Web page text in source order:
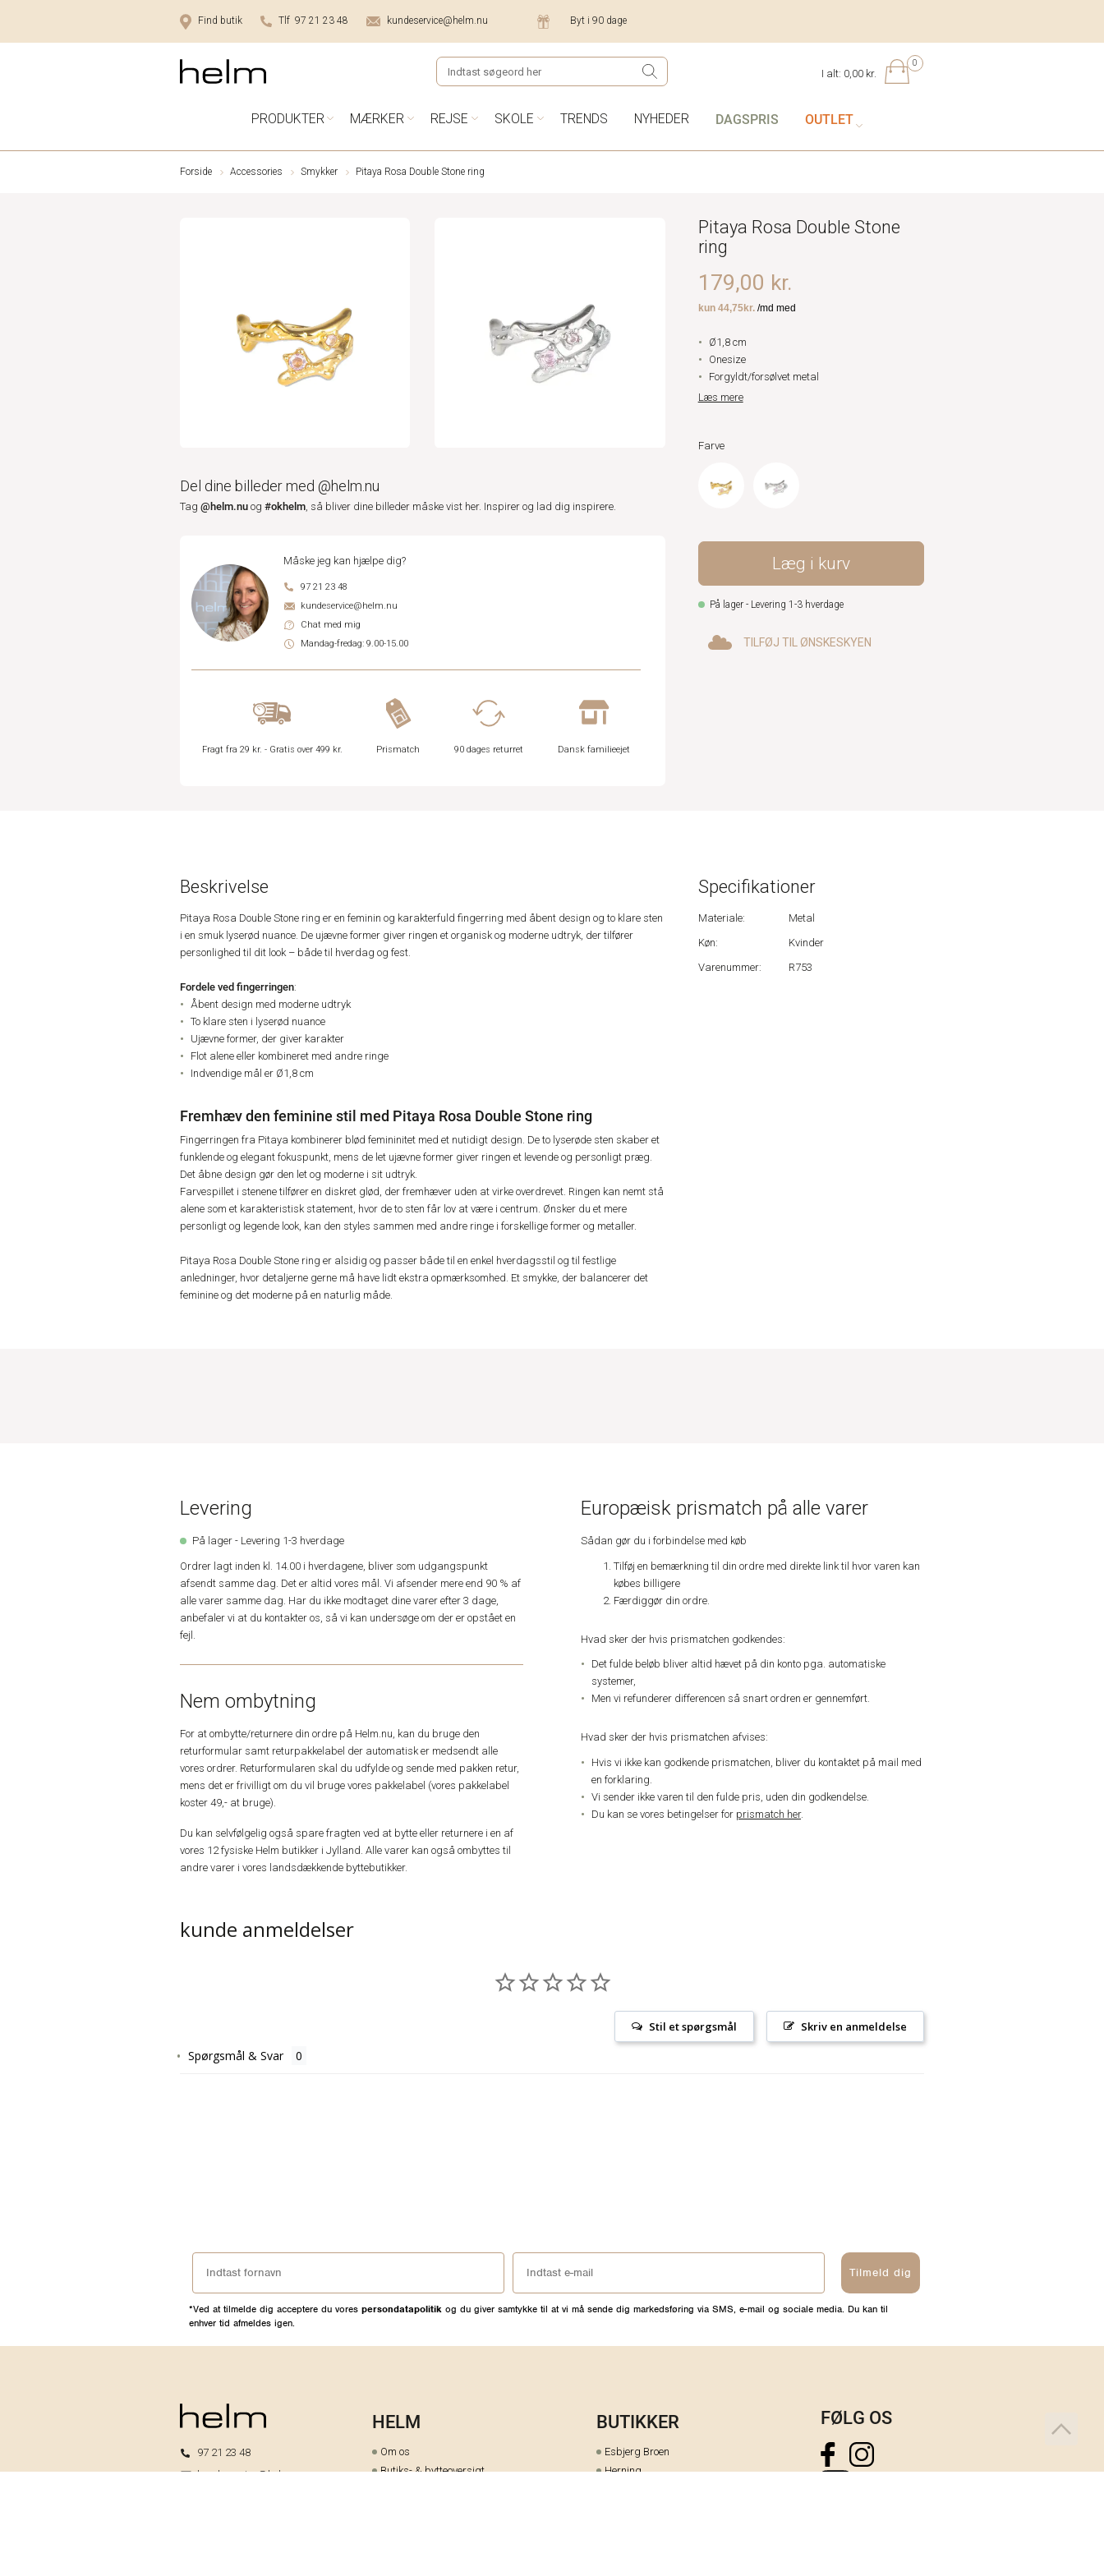
Find butik Tlf 97 21 23 48 kundeservice@helm.nu Byt i 90 dage
0
I alt: 0,00 kr.
PRODUKTER MÆRKER REJSE SKOLE TRENDS NYHEDER DAGSPRIS OUTLET
Forside Accessories Smykker Pitaya Rosa Double Stone ring
Del dine billeder med @helm.nu
Tag @helm.nu og #okhelm, så bliver dine billeder måske vist her. Inspirer og lad dig inspirere.
Måske jeg kan hjælpe dig?
97 21 23 48
kundeservice@helm.nu
Chat med mig
Mandag-fredag: 9.00-15.00
Fragt fra 29 kr. - Gratis over 499 kr. Prismatch 90 dages returret Dansk familieejet
Pitaya Rosa Double Stone
ring
179,00 kr.
Ø1,8 cm
Onesize
Forgyldt/forsølvet metal
Læs mere
Farve
Læg i kurv
På lager - Levering 1-3 hverdage
TILFØJ TIL ØNSKESKYEN
Beskrivelse
Pitaya Rosa Double Stone ring er en feminin og karakterfuld fingerring med åbent design og to klare sten
i en smuk lyserød nuance. De ujævne former giver ringen et organisk og moderne udtryk, der tilfører
personlighed til dit look – både til hverdag og fest.
Fordele ved fingerringen:
Åbent design med moderne udtryk
To klare sten i lyserød nuance
Ujævne former, der giver karakter
Flot alene eller kombineret med andre ringe
Indvendige mål er Ø1,8 cm
Fremhæv den feminine stil med Pitaya Rosa Double Stone ring
Fingerringen fra Pitaya kombinerer blød femininitet med et nutidigt design. De to lyserøde sten skaber et
funklende og elegant fokuspunkt, mens de let ujævne former giver ringen et levende og personligt præg.
Det åbne design gør den let og moderne i sit udtryk.
Farvespillet i stenene tilfører en diskret glød, der fremhæver uden at virke overdrevet. Ringen kan nemt stå
alene som et karakteristisk statement, hvor de to sten får lov at være i centrum. Ønsker du et mere
personligt og legende look, kan den styles sammen med andre ringe i forskellige former og metaller.
Pitaya Rosa Double Stone ring er alsidig og passer både til en enkel hverdagsstil og til festlige
anledninger, hvor detaljerne gerne må have lidt ekstra opmærksomhed. Et smykke, der balancerer det
feminine og det moderne på en naturlig måde.
Specifikationer
Materiale:
Metal
Køn:
Kvinder
Varenummer:
R753
Levering
På lager - Levering 1-3 hverdage
Ordrer lagt inden kl. 14.00 i hverdagene, bliver som udgangspunkt
afsendt samme dag. Det er altid vores mål. Vi afsender mere end 90 % af
alle varer samme dag. Har du ikke modtaget dine varer efter 3 dage,
anbefaler vi at du kontakter os, så vi kan undersøge om der er opstået en
fejl.
Nem ombytning
For at ombytte/returnere din ordre på Helm.nu, kan du bruge den
returformular samt returpakkelabel der automatisk er medsendt alle
vores ordrer. Returformularen skal du udfylde og sende med pakken retur,
mens det er frivilligt om du vil bruge vores pakkelabel (vores pakkelabel
koster 49,- at bruge).
Du kan selvfølgelig også spare fragten ved at bytte eller returnere i en af
vores 12 fysiske Helm butikker i Jylland. Alle varer kan også ombyttes til
andre varer i vores landsdækkende byttebutikker.
Europæisk prismatch på alle varer
Sådan gør du i forbindelse med køb
Tilføj en bemærkning til din ordre med direkte link til hvor varen kan
købes billigere
Færdiggør din ordre.
Hvad sker der hvis prismatchen godkendes:
Det fulde beløb bliver altid hævet på din konto pga. automatiske
systemer,
Men vi refunderer differencen så snart ordren er gennemført.
Hvad sker der hvis prismatchen afvises:
Hvis vi ikke kan godkende prismatchen, bliver du kontaktet på mail med
en forklaring.
Vi sender ikke varen til den fulde pris, uden din godkendelse.
Du kan se vores betingelser for prismatch her.
kunde anmeldelser
Skriv en anmeldelse
Stil et spørgsmål
Spørgsmål & Svar
Tilmeld dig
*Ved at tilmelde dig acceptere du vores persondatapolitik og du giver samtykke til at vi må sende dig markedsføring via SMS, e-mail og sociale media. Du kan til
enhver tid afmeldes igen.
97 21 23 48
kundeservice@helm.nu
HELM
Om os
Butiks- & bytteoversigt
BUTIKKER
Esbjerg Broen
Herning
FØLG OS